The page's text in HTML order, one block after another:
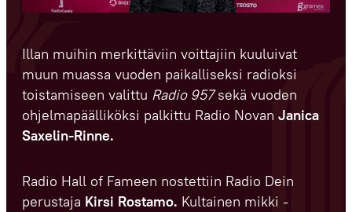
Illan muihin merkittäviin voittajiin kuuluivat
muun muassa vuoden paikalliseksi radioksi
toistamiseen valittu Radio 957sekä vuoden
ohjelmapäälliköksi palkittu Radio Novan Janica
Saxelin-Rinne.
Radio Hall of Fameen nostettiin Radio Dein
perustaja Kirsi Rostamo. Kultainen mikki -